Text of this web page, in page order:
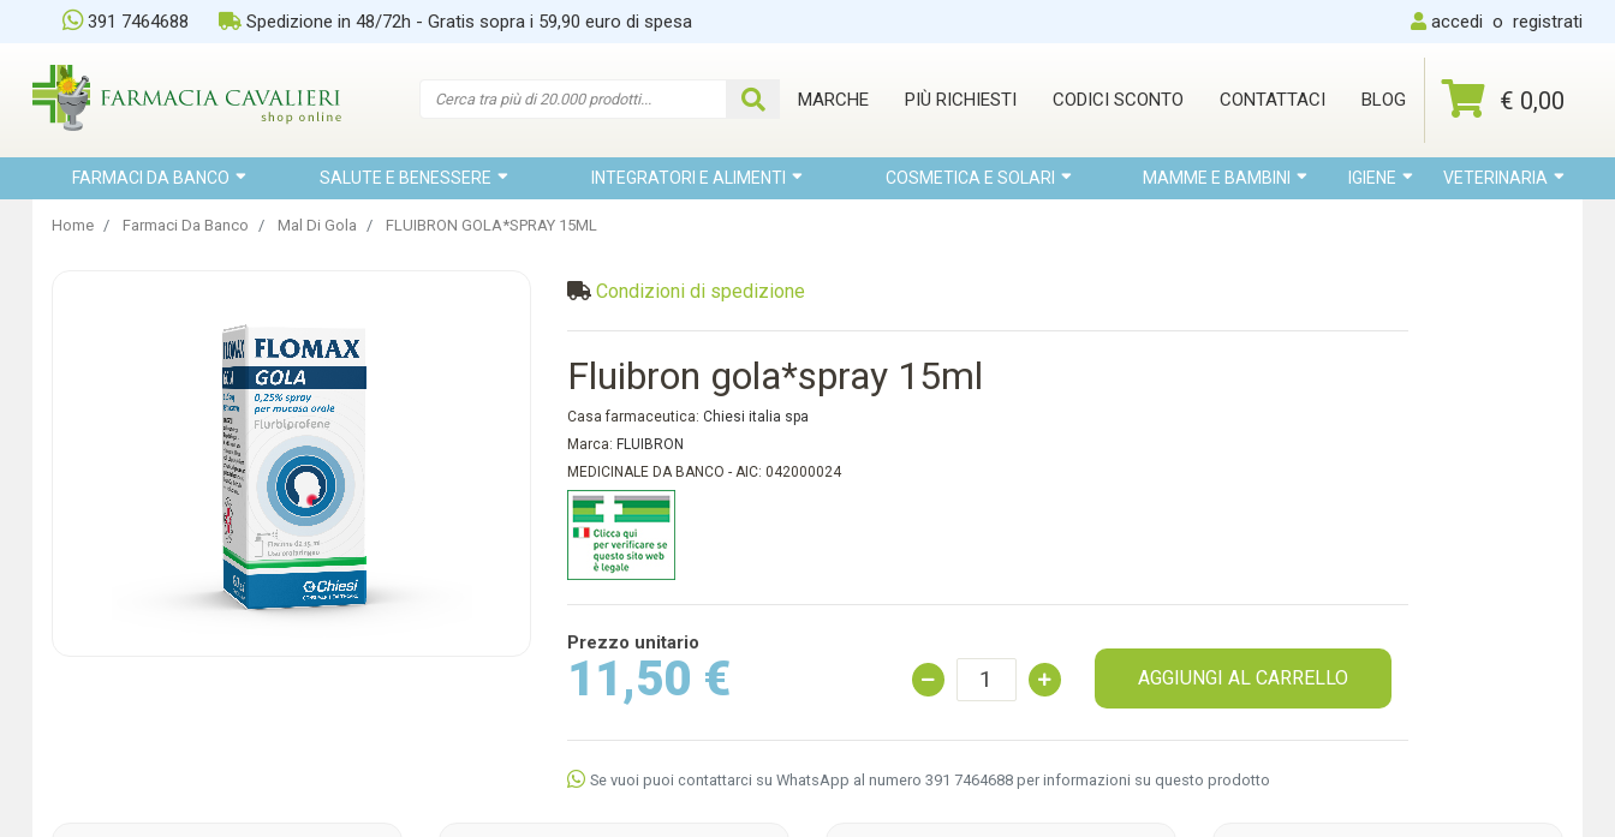
391 7464688 Spedizione in 48/72h - Gratis sopra i 59,90 euro di spesa accedi o registrati
MARCHE PIÙ RICHIESTI CODICI SCONTO CONTATTACI BLOG € 0,00
FARMACI DA BANCO SALUTE E BENESSERE INTEGRATORI E ALIMENTI COSMETICA E SOLARI MAMME E BAMBINI IGIENE VETERINARIA
Home Farmaci Da Banco Mal Di Gola FLUIBRON GOLA*SPRAY 15ML
Condizioni di spedizione
Fluibron gola*spray 15ml
Casa farmaceutica:Chiesi italia spa
Marca: FLUIBRON
MEDICINALE DA BANCO - AIC: 042000024
Prezzo unitario
11,50 € AGGIUNGI AL CARRELLO
Se vuoi puoi contattarci su WhatsApp al numero 391 7464688 per informazioni su questo prodotto